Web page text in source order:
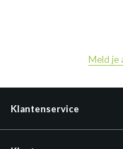
Meld je
Klantenservice